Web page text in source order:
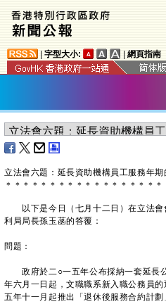
字型大小: 網頁指南
立法會六題：延長資助機構員工服務年期
＊ ＊ ＊ ＊ ＊ ＊ ＊ ＊ ＊ ＊ ＊ ＊ ＊ ＊ ＊ ＊ ＊ ＊
以下是今日（七月十二日）在立法會
利局局長孫玉菡的答覆：
問題：
政府於二○一五年公布採納一套延長
年六月一日起，文職職系新入職公務員
五年十一月起推出「退休後服務合約計